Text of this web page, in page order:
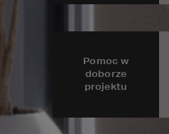
Pomoc w
doborze
projektu